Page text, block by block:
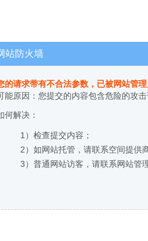
站防火墙
的请求带有不合法参数，已被网站管理
能原因：您提交的内容包含危险的攻
何解决：
1）检查提交内容；
2）如网站托管，请联系空间提供
3）普通网站访客，请联系网站管